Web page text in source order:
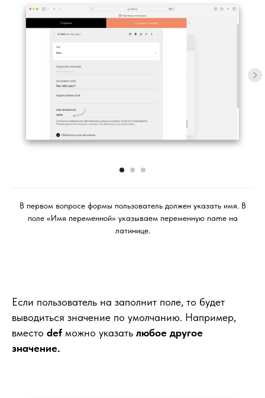
В первом вопросе формы пользователь должен указать имя. В
поле «Имя переменной» указываем переменную name на
латинице.
Если пользователь на заполнит поле, то будет
выводиться значение по умолчанию. Например,
вместо def можно указать любое другое
значение.